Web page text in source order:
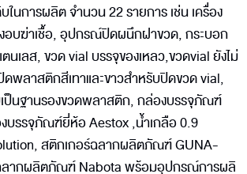
นการผลิต จำนวน 22 รายการ เช่น เครื่อง
อบฆ่าเชื้อ, อุปกรณ์ปิดผนึกฝาขวด, กระบอก
นเลส, ขวด vial บรรจุของเหลว,ขวดvial ยังไม่
ดพลาสติกสีเทาและขาวสำหรับปิดขวด vial,
ป็นฐานรองขวดพลาสติก, กล่องบรรจุภัณฑ์
บรรจุภัณฑ์ยี่ห้อ Aestox ,น้ำเกลือ 0.9
สติกเกอร์ฉลากผลิตภัณฑ์ GUNA-
ลากผลิตภัณฑ์ Nabota พร้อมอุปกรณ์การผลิ